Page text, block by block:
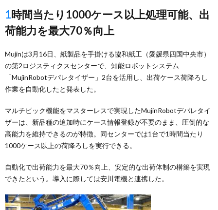
1時間当たり1000ケース以上処理可能、出
荷能力を最大70％向上
Mujinは3月16日、紙製品を手掛ける協和紙工（愛媛県四国中央市）
の第2ロジスティクスセンターで、知能ロボットシステム
「MujinRobotデパレタイザー」2台を活用し、出荷ケース荷降ろし
作業を自動化したと発表した。
マルチピック機能をマスターレスで実現したMujinRobotデパレタイ
ザーは、新品種の追加時にケース情報登録が不要のまま、圧倒的な
高能力を維持できるのが特徴。同センターでは1台で1時間当たり
1000ケース以上の荷降ろしを実行できる。
自動化で出荷能力を最大70％向上、安定的な出荷体制の構築を実現
できたという。導入に際しては安川電機と連携した。